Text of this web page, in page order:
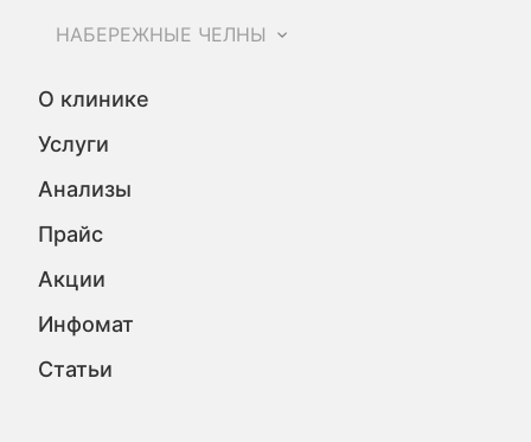
НАБЕРЕЖНЫЕ ЧЕЛНЫ
О клинике
Услуги
Анализы
Прайс
Акции
Инфомат
Статьи